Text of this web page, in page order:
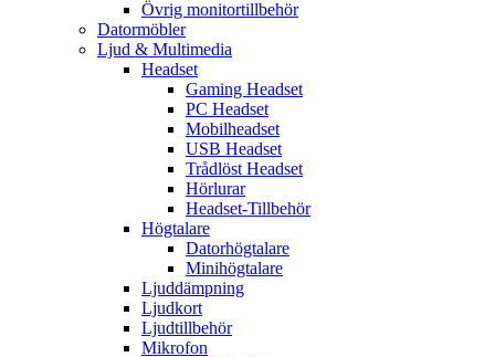
Övrig monitortillbehör
Datormöbler
Ljud & Multimedia
Headset
Gaming Headset
PC Headset
Mobilheadset
USB Headset
Trådlöst Headset
Hörlurar
Headset-Tillbehör
Högtalare
Datorhögtalare
Minihögtalare
Ljuddämpning
Ljudkort
Ljudtillbehör
Mikrofon